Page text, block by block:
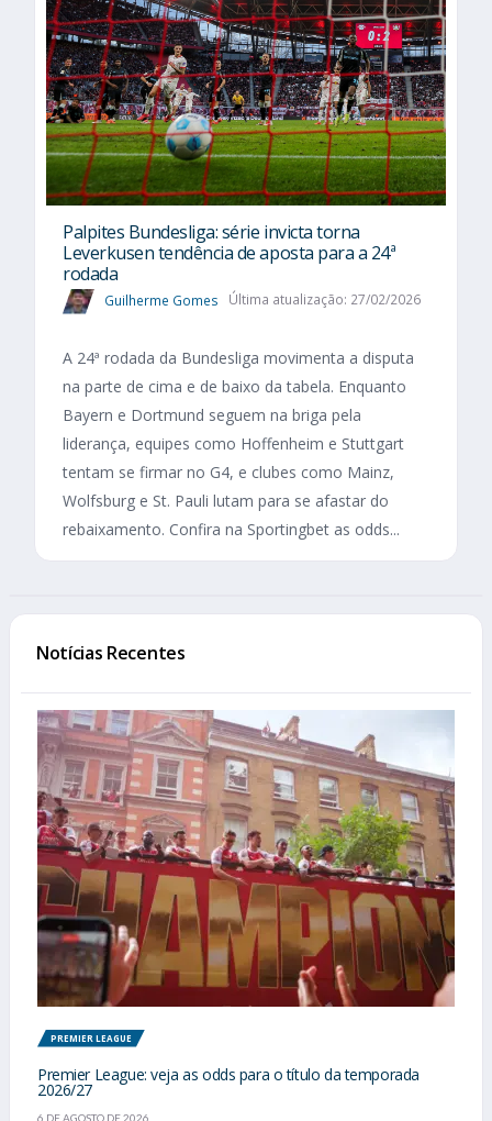
Palpites Bundesliga: série invicta torna
Leverkusen tendência de aposta para a 24ª
rodada
Guilherme Gomes Última atualização: 27/02/2026
A 24ª rodada da Bundesliga movimenta a disputa
na parte de cima e de baixo da tabela. Enquanto
Bayern e Dortmund seguem na briga pela
liderança, equipes como Hoffenheim e Stuttgart
tentam se firmar no G4, e clubes como Mainz,
Wolfsburg e St. Pauli lutam para se afastar do
rebaixamento. Confira na Sportingbet as odds...
Notícias Recentes
PREMIER LEAGUE
Premier League: veja as odds para o título da temporada
2026/27
6 DE AGOSTO DE 2026